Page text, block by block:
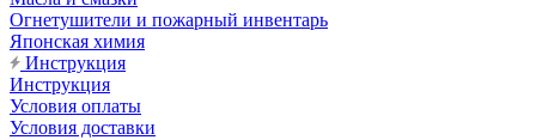
Огнетушители и пожарный инвентарь
Японская химия
Инструкция
Инструкция
Условия оплаты
Условия доставки